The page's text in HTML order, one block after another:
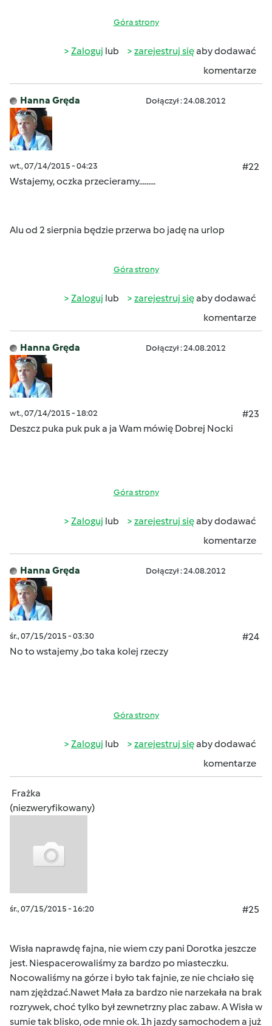
Góra strony
Zaloguj lub zarejestruj sięaby dodawać
komentarze
Hanna Gręda Dołączył : 24.08.2012
wt., 07/14/2015 - 04:23
#22
Wstajemy, oczka przecieramy.........
Alu od 2 sierpnia będzie przerwa bo jadę na urlop
Góra strony
Zaloguj lub zarejestruj sięaby dodawać
komentarze
Hanna Gręda Dołączył : 24.08.2012
wt., 07/14/2015 - 18:02
#23
Deszcz puka puk puk a ja Wam mówię Dobrej Nocki
Góra strony
Zaloguj lub zarejestruj sięaby dodawać
komentarze
Hanna Gręda Dołączył : 24.08.2012
śr., 07/15/2015 - 03:30
#24
No to wstajemy ,bo taka kolej rzeczy
Góra strony
Zaloguj lub zarejestruj sięaby dodawać
komentarze
Frażka
(niezweryfikowany)
śr., 07/15/2015 - 16:20 #25
Wisła naprawdę fajna, nie wiem czy pani Dorotka jeszcze
jest. Niespacerowaliśmy za bardzo po miasteczku.
Nocowaliśmy na górze i było tak fajnie, ze nie chciało się
nam zjężdzać.Nawet Mała za bardzo nie narzekała na brak
rozrywek, choć tylko był zewnetrzny plac zabaw. A Wisła w
sumie tak blisko, ode mnie ok. 1h jazdy samochodem a już